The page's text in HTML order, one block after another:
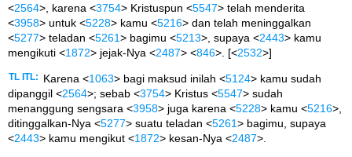
<2564>, karena <3754> Kristuspun <5547> telah menderita
<3958> untuk <5228> kamu <5216> dan telah meninggalkan
<5277> teladan <5261> bagimu <5213>, supaya <2443> kamu
mengikuti <1872> jejak-Nya <2487> <846>. [<2532>]
TL ITL: Karena <1063> bagi maksud inilah <5124> kamu sudah
dipanggil <2564>; sebab <3754> Kristus <5547> sudah
menanggung sengsara <3958> juga karena <5228> kamu <5216>,
ditinggalkan-Nya <5277> suatu teladan <5261> bagimu, supaya
<2443> kamu mengikut <1872> kesan-Nya <2487>.